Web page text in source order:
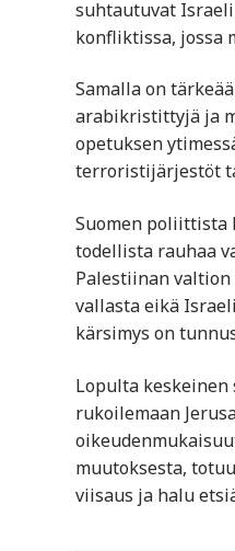
suhtautuvat
konfliktissa, jossa
Samalla on
arabikristittyjä ja
opetuksen
terroristijärjestöt
Suomen poliittista
todellista rauhaa
Palestiinan
vallasta eikä
kärsimys on
Lopulta
rukoilemaan
muutoksesta,
viisaus ja halu